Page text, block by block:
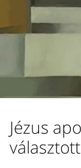
Jézus